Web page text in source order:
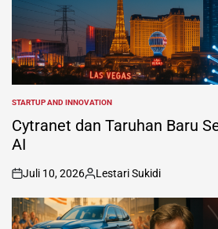
POSTED
IN
STARTUP AND INNOVATION
Cytranet dan Taruhan Baru
AI
on
Juli 10, 2026
Posted
by
Lestari Sukidi